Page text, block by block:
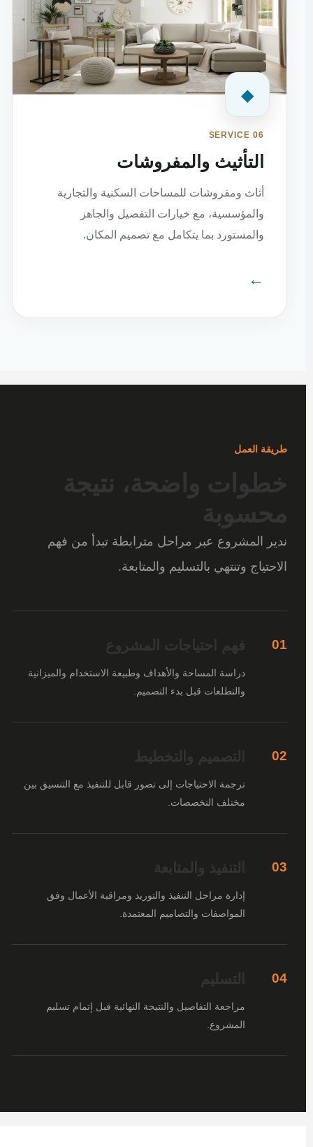
◆
SERVICE 06
التأثيث والمفروشات
أثاث ومفروشات للمساحات السكنية والتجارية
والمؤسسية، مع خيارات التفصيل والجاهز
والمستورد بما يتكامل مع تصميم المكان.
←
طريقة العمل
خطوات واضحة، نتيجة
محسوبة
ندير المشروع عبر مراحل مترابطة تبدأ من فهم
الاحتياج وتنتهي بالتسليم والمتابعة.
01 فهم احتياجات المشروع
دراسة المساحة والأهداف وطبيعة الاستخدام والميزانية
والتطلعات قبل بدء التصميم.
02 التصميم والتخطيط
ترجمة الاحتياجات إلى تصور قابل للتنفيذ مع التنسيق بين
مختلف التخصصات.
03 التنفيذ والمتابعة
إدارة مراحل التنفيذ والتوريد ومراقبة الأعمال وفق
المواصفات والتصاميم المعتمدة.
04 التسليم
مراجعة التفاصيل والنتيجة النهائية قبل إتمام تسليم
المشروع.